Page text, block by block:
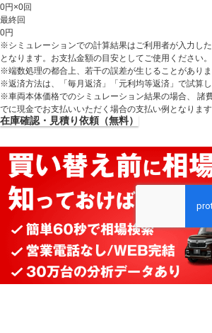
0円×0回
最終回
0円
※シミュレーションでの計算結果はご利用者が入力し
となります。お支払金額の目安としてご使用ください。
※端数処理の都合上、若干の誤差が生じることがありま
※返済方法は、「毎月返済」「元利均等返済」で試算し
※車両本体価格でのシミュレーション結果の場合、 諸
でに現金でお支払いいただく場合の支払い例となります
在庫確認・見積り依頼（無料）